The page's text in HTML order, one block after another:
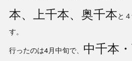
本、上千本、奥千本と
す。
行ったのは4月中旬で、 中千本